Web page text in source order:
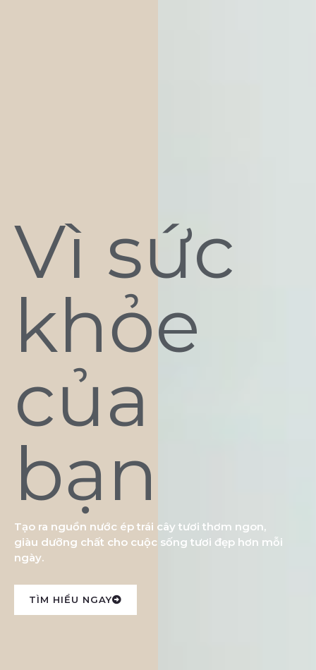
Vì sức
khỏe
của
bạn
Tạo ra nguồn nước ép trái cây tươi thơm ngon,
giàu dưỡng chất cho cuộc sống tươi đẹp hơn mỗi
ngày.
TÌM HIỂU NGAY